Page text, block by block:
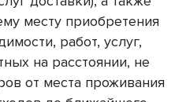
месту приобретения
работ, услуг,
на расстоянии, не
от места проживания